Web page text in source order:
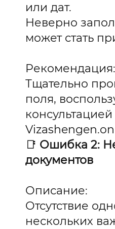
или дат.
Неверно
может стать
Рекомендация:
Тщательно
поля,
📑 Ошибка 2:
документов
Описание:
Отсутствие
нескольких